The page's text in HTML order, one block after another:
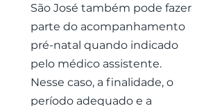
São José também pode fazer
parte do acompanhamento
pré-natal quando indicado
pelo médico assistente.
Nesse caso, a finalidade, o
período adequado e a